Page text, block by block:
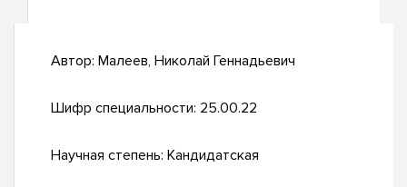
Автор: Малеев, Николай Геннадьевич
Шифр специальности: 25.00.22
Научная степень: Кандидатская